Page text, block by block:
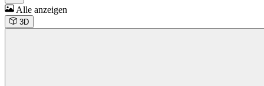
Alle anzeigen
3D